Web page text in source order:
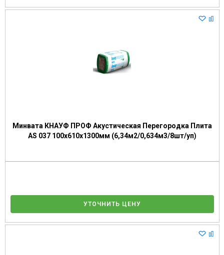
Минвата КНАУФ ПРОФ Акустическая Перегородка Плита
AS 037 100х610х1300мм (6,34м2/0,634м3/8шт/уп)
УТОЧНИТЬ ЦЕНУ